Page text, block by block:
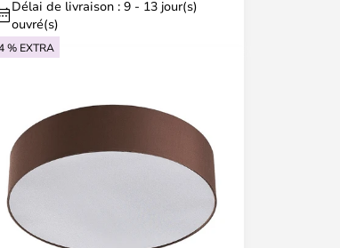
Délai de livraison : 9 - 13 jour(s)
ouvré(s)
% EXTRA